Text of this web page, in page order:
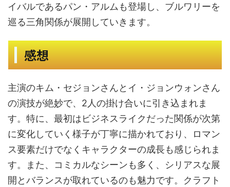
イバルであるパン・アルムも登場し、ブルワリーを
巡る三角関係が展開していきます。
感想
主演のキム・セジョンさんとイ・ジョンウォンさん
の演技が絶妙で、2人の掛け合いに引き込まれま
す。特に、最初はビジネスライクだった関係が次第
に変化していく様子が丁寧に描かれており、ロマン
ス要素だけでなくキャラクターの成長も感じられま
す。また、コミカルなシーンも多く、シリアスな展
開とバランスが取れているのも魅力です。クラフト